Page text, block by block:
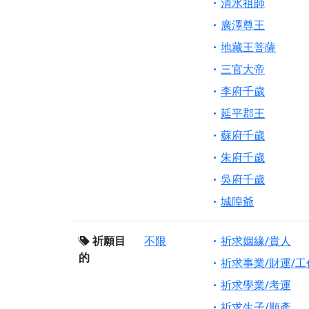
廣澤尊王
地藏王菩薩
三官大帝
李府千歲
延平郡王
蘇府千歲
朱府千歲
吳府千歲
城隍爺
祈願目
的
不限
祈求姻緣/貴人
祈求事業/財運/工
祈求學業/考運